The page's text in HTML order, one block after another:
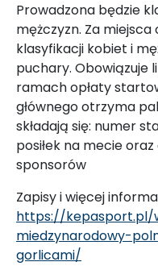
Prowadzona będzie
mężczyzn. Za
klasyfikacji kobiet i
puchary. Obowiązuje
ramach opłaty
głównego otrzyma
składają się: numer
posiłek na mecie
sponsorów
Zapisy i więcej
https://kepasport.pl/
miedzynarodowy-
gorlicami/